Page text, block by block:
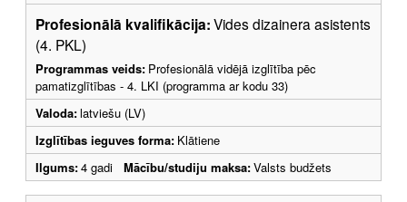
Profesionālā kvalifikācija:Vides dizainera asistents
(4. PKL)
Programmas veids: Profesionālā vidējā izglītība pēc
pamatizglītības - 4. LKI (programma ar kodu 33)
Valoda:latviešu (LV)
Izglītības ieguves forma: Klātiene
Ilgums:4 gadi Mācību/studiju maksa:Valsts budžets